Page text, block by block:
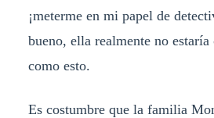
¡meterme en mi papel de
bueno, ella realmente no
como esto.
Es costumbre que la familia